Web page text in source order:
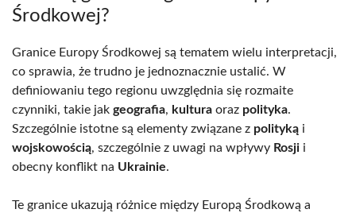
Środkowej?
Granice Europy Środkowej są tematem wielu interpretacji,
co sprawia, że trudno je jednoznacznie ustalić. W
definiowaniu tego regionu uwzględnia się rozmaite
czynniki, takie jak geografia, kultura oraz polityka.
Szczególnie istotne są elementy związane z polityką i
wojskowością, szczególnie z uwagi na wpływy Rosji i
obecny konflikt na Ukrainie.
Te granice ukazują różnice między Europą Środkową a